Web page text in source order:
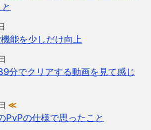
能を少しだけ向上
分でクリアする動画を見て感じ
≪
PvPの仕様で思ったこと